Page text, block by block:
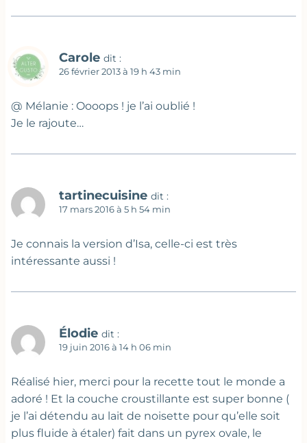
Carole dit :
26 février 2013 à 19 h 43 min
@ Mélanie : Oooops ! je l’ai oublié !
Je le rajoute…
tartinecuisine dit :
17 mars 2016 à 5 h 54 min
Je connais la version d’Isa, celle-ci est très
intéressante aussi !
Élodie dit :
19 juin 2016 à 14 h 06 min
Réalisé hier, merci pour la recette tout le monde a
adoré ! Et la couche croustillante est super bonne (
je l’ai détendu au lait de noisette pour qu’elle soit
plus fluide à étaler) fait dans un pyrex ovale, le